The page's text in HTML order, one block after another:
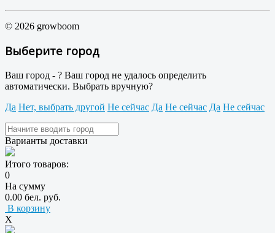
© 2026 growboom
Выберите город
Ваш город - ? Ваш город не удалось определить
автоматически. Выбрать вручную?
Да Нет, выбрать другой Не сейчас Да Не сейчас Да Не сейчас
Варианты доставки
Итого товаров:
0
На сумму
0.00 бел. руб.
В корзину
X